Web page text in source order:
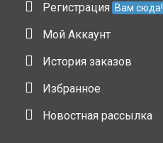
Регистрация Вам сюда!
Мой Аккаунт
История заказов
Избранное
Новостная рассылка